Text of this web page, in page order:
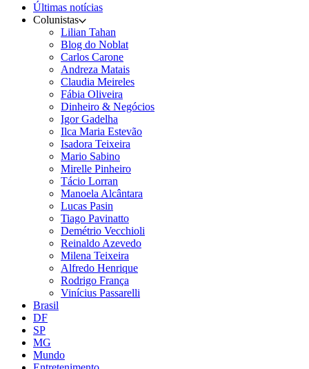
Últimas notícias
Colunistas
Lilian Tahan
Blog do Noblat
Carlos Carone
Andreza Matais
Claudia Meireles
Fábia Oliveira
Dinheiro & Negócios
Igor Gadelha
Ilca Maria Estevão
Isadora Teixeira
Mario Sabino
Mirelle Pinheiro
Tácio Lorran
Manoela Alcântara
Lucas Pasin
Tiago Pavinatto
Demétrio Vecchioli
Reinaldo Azevedo
Milena Teixeira
Alfredo Henrique
Rodrigo França
Vinícius Passarelli
Brasil
DF
SP
MG
Mundo